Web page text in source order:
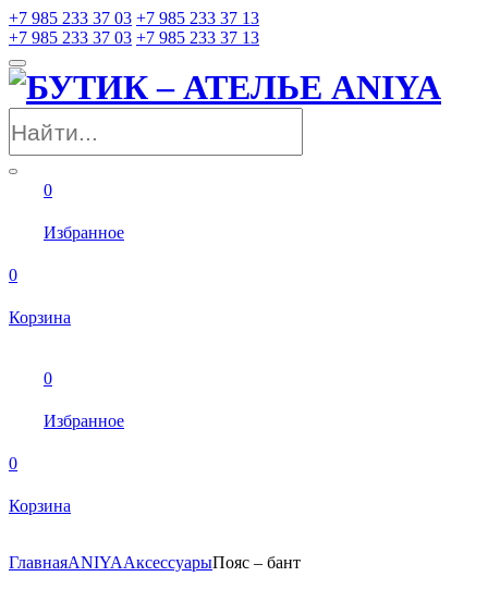
+7 985 233 37 03 +7 985 233 37 13
+7 985 233 37 03 +7 985 233 37 13
0
Избранное
0
Корзина
0
Избранное
0
Корзина
ГлавнаяANIYAАксессуарыПояс – бант